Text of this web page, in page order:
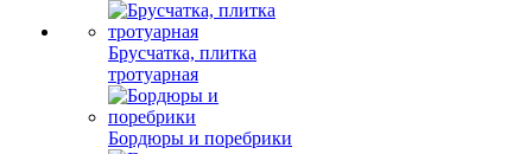
Брусчатка, плитка
тротуарная
Бордюры и поребрики